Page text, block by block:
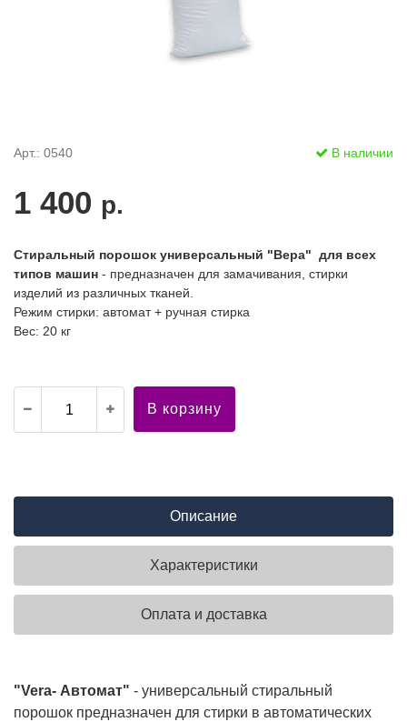
Арт.: 0540 В наличии
1 400 р.
Стиральный порошок универсальный "Вера" для всех
типов машин - предназначен для замачивания, стирки
изделий из различных тканей.
Режим стирки: автомат + ручная стирка
Вес: 20 кг
В корзину
Описание
Характеристики
Оплата и доставка
"Vera- Автомат" - универсальный стиральный
порошок предназначен для стирки в автоматических